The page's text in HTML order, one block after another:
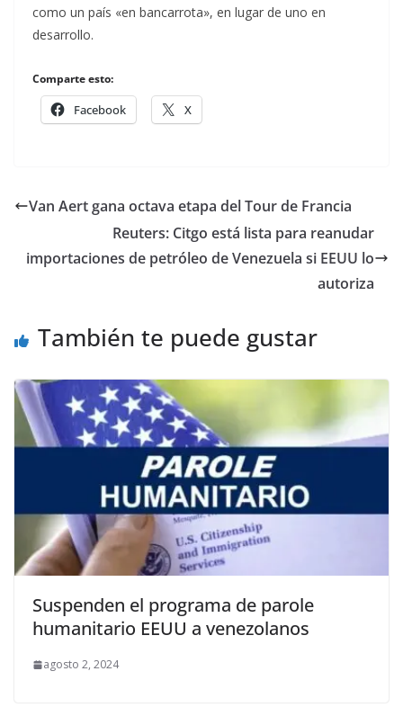
como un país «en bancarrota», en lugar de uno en
desarrollo.
Comparte esto:
Facebook X
Van Aert gana octava etapa del Tour de Francia
Reuters: Citgo está lista para reanudar
importaciones de petróleo de Venezuela si EEUU lo
autoriza
También te puede gustar
Suspenden el programa de parole
humanitario EEUU a venezolanos
agosto 2, 2024